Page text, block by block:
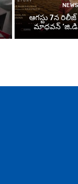
ఆగస్టు 7న
మాధవన్‌